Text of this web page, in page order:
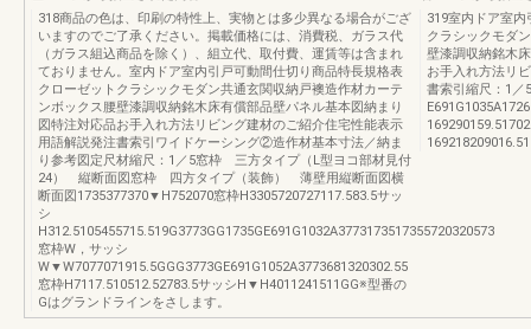
318商品の色は、印刷の特性上、実物とは多少異なる場合がござ
いますのでご了承ください。掲載価格には、消費税、ガラス代
（ガラス組込商品を除く）、組立代、取付費、運賃等は含まれ
ておりません。室内ドア室内引戸可動間仕切り商品特長規格表
クローゼットクラシックモダン共通玄関収納戸襖造作材カーテ
ンボックス腰壁漆調収納銘木床有償部品壁パネル基本図納まり
図特注対応品お手入れ方法リビング建材のご紹介住宅性能表示
用語解説発注書索引ワイドケーシング②造作材基本寸法／納ま
り参考図定尺材縮尺：1／5窓枠 三方タイプ（L型ヨコ部材見付
24） 縦断面図窓枠 四方タイプ（装飾） 薄壁用縦断面図横
断面図1735377370▼H752070窓枠H3305720727117.583.5サッ
シ
H312.5105455715.519G3773GG1735GE691G1032A3773173517355720320573
窓枠W，サッシ
W▼W7077071915.5GGG3773GE691G1052A3773681320302.55
窓枠H7117.510512.52783.5サッシH▼H4011241511GG※型番の
Gはグランドラインをさします。
319室内ドア室
クラシックモダ
壁漆調収納銘木
お手入れ方法リ
書索引縮尺：1